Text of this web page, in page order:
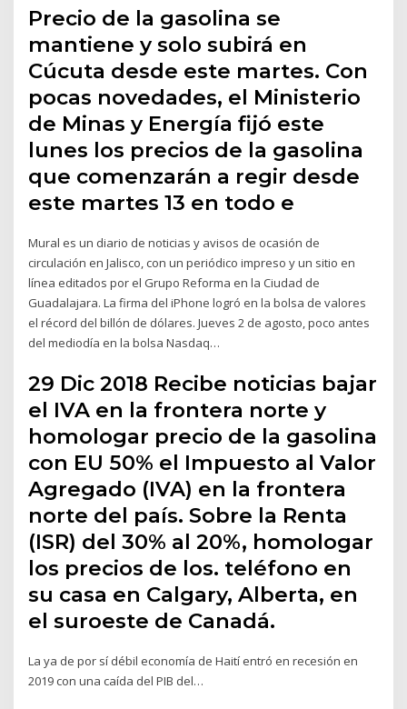
Precio de la gasolina se
mantiene y solo subirá en
Cúcuta desde este martes. Con
pocas novedades, el Ministerio
de Minas y Energía fijó este
lunes los precios de la gasolina
que comenzarán a regir desde
este martes 13 en todo e
Mural es un diario de noticias y avisos de ocasión de
circulación en Jalisco, con un periódico impreso y un sitio en
línea editados por el Grupo Reforma en la Ciudad de
Guadalajara. La firma del iPhone logró en la bolsa de valores
el récord del billón de dólares. Jueves 2 de agosto, poco antes
del mediodía en la bolsa Nasdaq…
29 Dic 2018 Recibe noticias bajar
el IVA en la frontera norte y
homologar precio de la gasolina
con EU 50% el Impuesto al Valor
Agregado (IVA) en la frontera
norte del país. Sobre la Renta
(ISR) del 30% al 20%, homologar
los precios de los. teléfono en
su casa en Calgary, Alberta, en
el suroeste de Canadá.
La ya de por sí débil economía de Haití entró en recesión en
2019 con una caída del PIB del…